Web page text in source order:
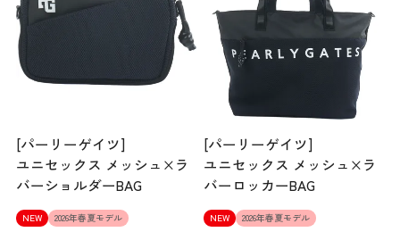
[パーリーゲイツ]
ユニセックス メッシュ×ラ
バーショルダーBAG
NEW 2026年春夏モデル
[パーリーゲイツ]
ユニセックス メッシュ×ラ
バーロッカーBAG
NEW 2026年春夏モデル